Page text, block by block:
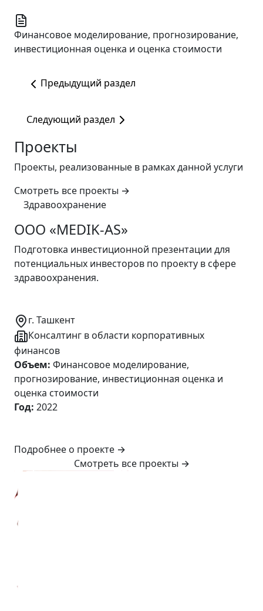
Финансовое моделирование, прогнозирование,
инвестиционная оценка и оценка стоимости
Предыдущий раздел
Следующий раздел
Проекты
Проекты, реализованные в рамках данной услуги
Смотреть все проекты →
Здравоохранение
ООО «MEDIK-AS»
Подготовка инвестиционной презентации для
потенциальных инвесторов по проекту в сфере
здравоохранения.
г. Ташкент
Консалтинг в области корпоративных
финансов
Объем: Финансовое моделирование,
прогнозирование, инвестиционная оценка и
оценка стоимости
Год: 2022
Подробнее о проекте →
Смотреть все проекты →